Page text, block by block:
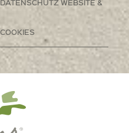
DATENSCHUTZ WEBSITE &
COOKIES